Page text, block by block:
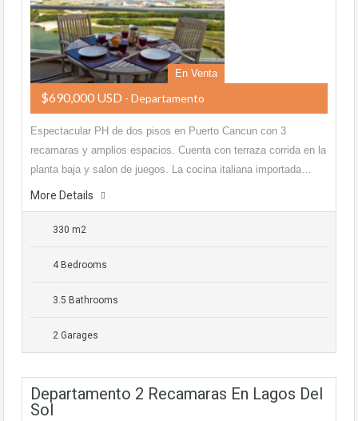
En Venta
$690,000 USD - Departamento
Espectacular PH de dos pisos en Puerto Cancun con 3
recamaras y amplios espacios. Cuenta con terraza corrida en la
planta baja y salon de juegos. La cocina italiana importada…
More Details
330 m2
4 Bedrooms
3.5 Bathrooms
2 Garages
Departamento 2 Recamaras En Lagos Del
Sol